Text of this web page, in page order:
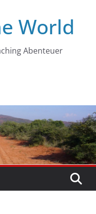
World
Abenteuer